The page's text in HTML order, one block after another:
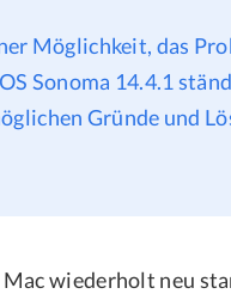
Möglichkeit, das
Sonoma 14.4.1
Gründe und
wiederholt neu